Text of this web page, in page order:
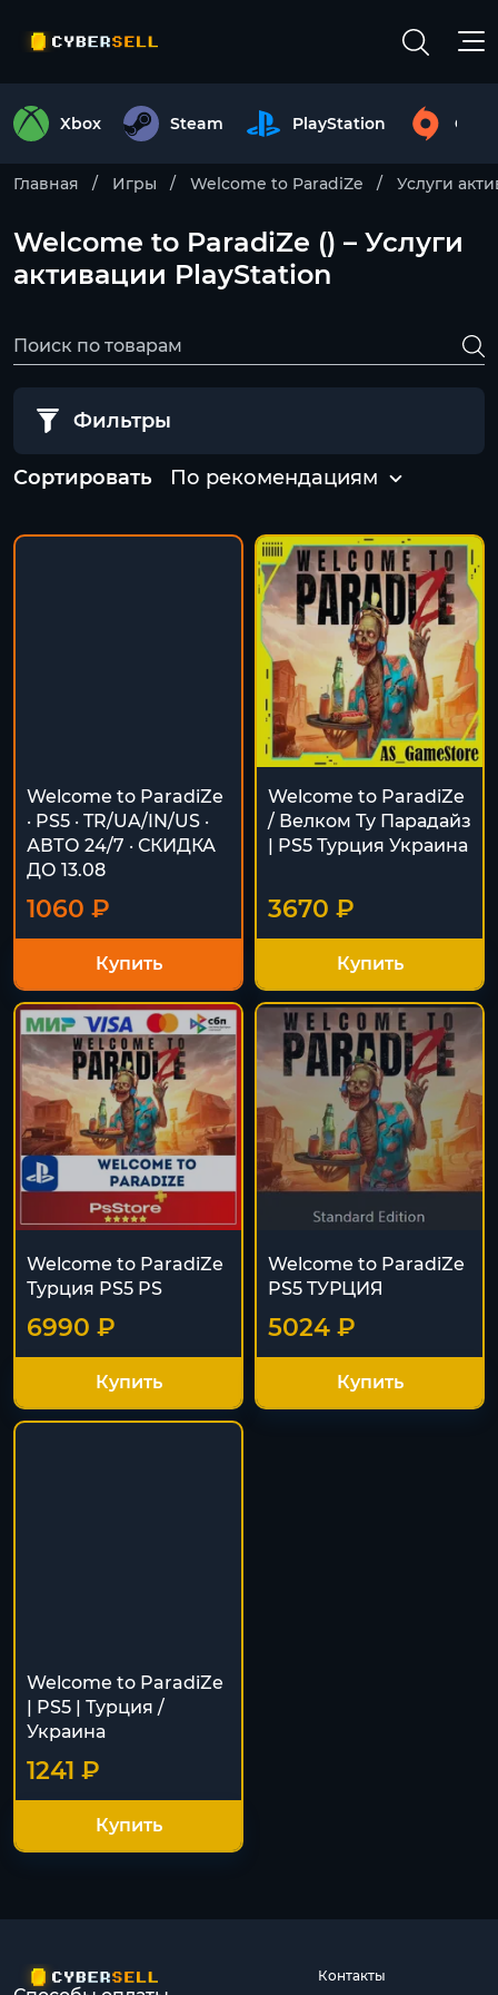
Xbox Steam PlayStation
Главная Игры Welcome to ParadiZe Услуги
Welcome to ParadiZe () – Услуги
активации PlayStation
Фильтры
Сортировать По рекомендациям
Welcome to ParadiZe
· PS5 · TR/UA/IN/US ·
АВТО 24/7 · СКИДКА
ДО 13.08
1060 ₽
Купить
Welcome to ParadiZe
/ Велком Ту Парадайз
| PS5 Турция Украина
3670 ₽
Купить
Welcome to ParadiZe
Турция PS5 PS
6990 ₽
Купить
Welcome to ParadiZe
PS5 TУРЦИЯ
5024 ₽
Купить
Welcome to ParadiZe
| PS5 | Турция /
Украина
1241 ₽
Купить
Контакты